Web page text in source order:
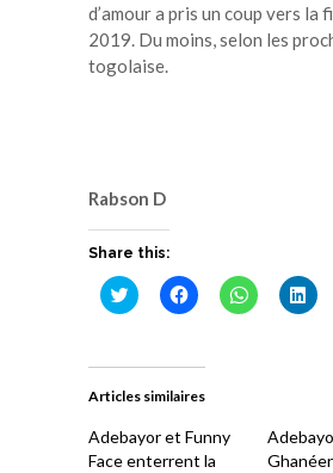
d’amour a pris un coup vers la
2019. Du moins, selon les
togolaise.
Rabson D
Share this:
Cliquez
pour
dans
nouvelle
Cliquez
pour
dans
nouvelle
Cliquez
pour
Articles similaires
Adebayor et Funny
Face enterrent la